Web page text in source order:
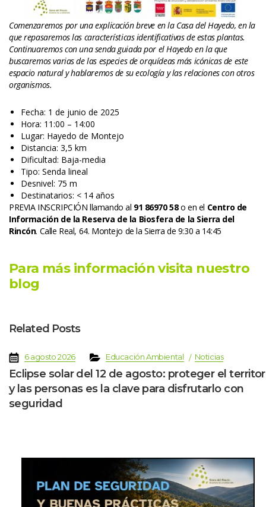
Comenzaremos por una explicación breve en la Casa del Hayedo, en la
que repasaremos las características identificativas de estas plantas.
Continuaremos con una senda guiada por el Hayedo en la que
buscaremos varias de las especies de orquídeas más icónicas de este
espacio natural y hablaremos de su ecología y las relaciones con otros
organismos.
Fecha: 1 de junio de 2025
Hora: 11:00 – 14:00
Lugar: Hayedo de Montejo
Distancia: 3,5 km
Dificultad: Baja-media
Tipo: Senda lineal
Desnivel: 75 m
Destinatarios: < 14 año
PREVIA INSCRIPCIÓN llamando al 91 86970 58 o en el Centro de
Información de la Reserva de la Biosfera de la Sierra del
Rincón. Calle Real, 64. Montejo de la Sierra de 9:30 a 14:45
Para más información visita nuestro
blog
Related Post
6 agosto 2026 Educación Ambiental Noticia
Eclipse solar del 12 de agosto: proteger el
y las personas es la clave para disfrutarlo con
eguridad